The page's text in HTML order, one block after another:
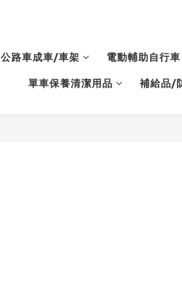
公路車成車/車架 電動輔助自行車
單車保養清潔用品 補給品/